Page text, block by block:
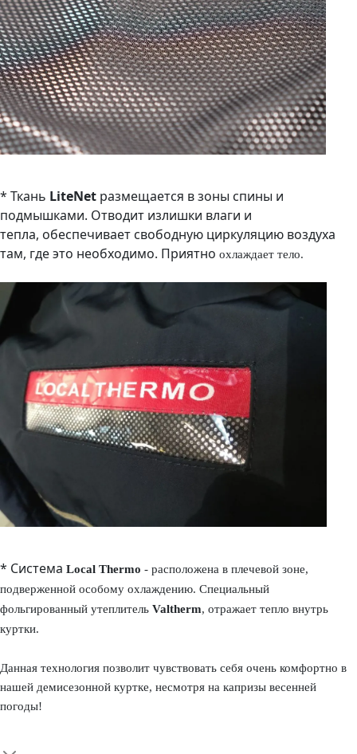
* Ткань LiteNet размещается в зоны спины и
подмышками. Отводит излишки влаги и
тепла, обеспечивает свободную циркуляцию воздуха
там, где это необходимо. Приятно охлаждает тело.
* Система Local Thermo - расположена в плечевой зоне,
подверженной особому охлаждению. Специальный
фольгированный утеплитель Valtherm, отражает тепло внутрь
куртки.
Данная технология позволит чувствовать себя очень комфортно в
нашей демисезонной куртке, несмотря на капризы весенней
погоды!